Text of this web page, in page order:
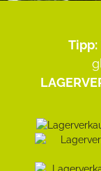
Tipp: